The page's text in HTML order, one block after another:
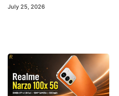
July 25, 2026